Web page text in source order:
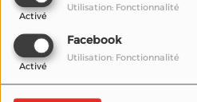
Activé
Utilisation: Fonctionnalité
Facebook
Activé
Utilisation: Fonctionnalité